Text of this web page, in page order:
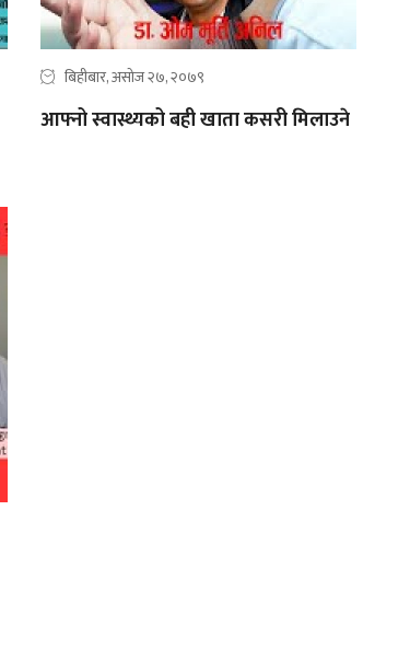
बिहीबार, असोज २७, २०७९
आफ्नो स्वास्थ्यको बही खाता कसरी मिलाउने